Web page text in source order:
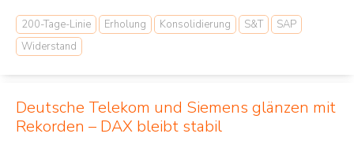
200-Tage-Linie Erholung Konsolidierung S&T
SAP
Widerstand
Deutsche Telekom und Siemens glänzen mit
Rekorden – DAX bleibt stabil